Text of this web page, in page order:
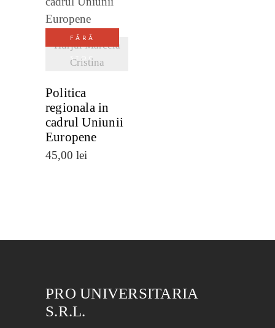
FĂRĂ
STOC
Hurjui Marcela
Cristina
VEZI
DETALII
Politica
regionala in
cadrul Uniunii
Europene
45,00 lei
PRO UNIVERSITARIA
S.R.L.